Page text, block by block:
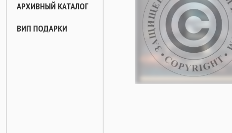
АРХИВНЫЙ КАТАЛОГ
ВИП ПОДАРКИ